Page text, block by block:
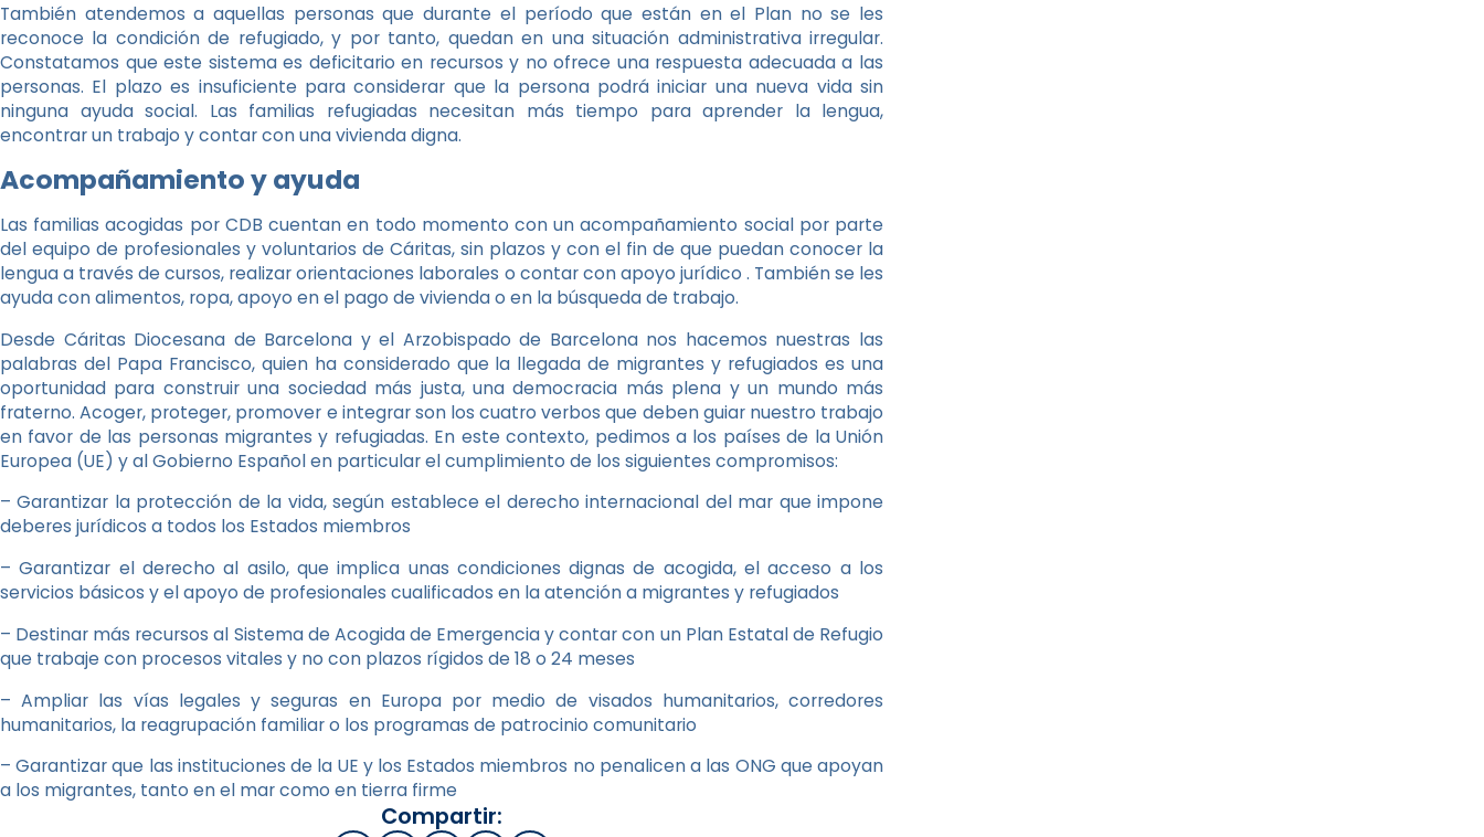
También atendemos a aquellas personas que durante el período que están en el Plan no se les
reconoce la condición de refugiado, y por tanto, quedan en una situación administrativa irregular.
Constatamos que este sistema es deficitario en recursos y no ofrece una respuesta adecuada a las
personas. El plazo es insuficiente para considerar que la persona podrá iniciar una nueva vida sin
ninguna ayuda social. Las familias refugiadas necesitan más tiempo para aprender la lengua,
encontrar un trabajo y contar con una vivienda digna.
Acompañamiento y ayuda
Las familias acogidas por CDB cuentan en todo momento con un acompañamiento social por parte
del equipo de profesionales y voluntarios de Cáritas, sin plazos y con el fin de que puedan conocer la
lengua a través de cursos, realizar orientaciones laborales o contar con apoyo jurídico . También se les
ayuda con alimentos, ropa, apoyo en el pago de vivienda o en la búsqueda de trabajo.
Desde Cáritas Diocesana de Barcelona y el Arzobispado de Barcelona nos hacemos nuestras las
palabras del Papa Francisco, quien ha considerado que la llegada de migrantes y refugiados es una
oportunidad para construir una sociedad más justa, una democracia más plena y un mundo más
fraterno. Acoger, proteger, promover e integrar son los cuatro verbos que deben guiar nuestro trabajo
en favor de las personas migrantes y refugiadas. En este contexto, pedimos a los países de la Unión
Europea (UE) y al Gobierno Español en particular el cumplimiento de los siguientes compromisos:
– Garantizar la protección de la vida, según establece el derecho internacional del mar que impone
deberes jurídicos a todos los Estados miembros
– Garantizar el derecho al asilo, que implica unas condiciones dignas de acogida, el acceso a los
servicios básicos y el apoyo de profesionales cualificados en la atención a migrantes y refugiados
– Destinar más recursos al Sistema de Acogida de Emergencia y contar con un Plan Estatal de Refugio
que trabaje con procesos vitales y no con plazos rígidos de 18 o 24 meses
– Ampliar las vías legales y seguras en Europa por medio de visados humanitarios, corredores
humanitarios, la reagrupación familiar o los programas de patrocinio comunitario
– Garantizar que las instituciones de la UE y los Estados miembros no penalicen a las ONG que apoyan
a los migrantes, tanto en el mar como en tierra firme
Compartir: